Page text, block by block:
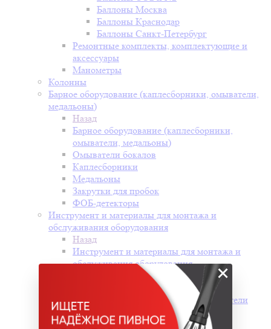
Баллоны Москва
Баллоны Краснодар
Баллоны Санкт-Петербург
Ремонтные комплекты, комплектующие и
аксессуары
Манометры
Колонны
Барное оборудование (каплесборники, омыватели,
медальоны)
Назад
Барное оборудование (каплесборники,
омыватели, медальоны)
Омыватели бокалов
Каплесборники
Медальоны
Закрутки для пробок
ФОБ-детекторы
Инструмент и материалы для монтажа и
обслуживания оборудования
Назад
Инструмент и материалы для монтажа и
обслуживания оборудования
Хомуты, разветвители, соединители
Хомуты, разветвители, соединители
Быстросъемные соединения
×